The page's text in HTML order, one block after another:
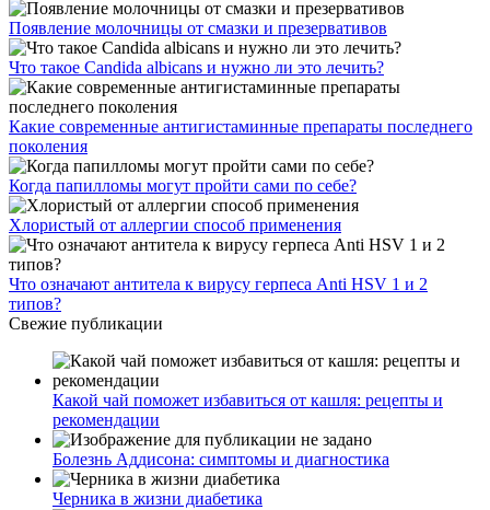
Появление молочницы от смазки и презервативов
Что такое Candida albicans и нужно ли это лечить?
Какие современные антигистаминные препараты последнего
поколения
Когда папилломы могут пройти сами по себе?
Хлористый от аллергии способ применения
Что означают антитела к вирусу герпеса Anti HSV 1 и 2
типов?
Свежие публикации
Какой чай поможет избавиться от кашля: рецепты и
рекомендации
Болезнь Аддисона: симптомы и диагностика
Черника в жизни диабетика